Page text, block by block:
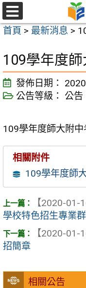
跳
至
主
內
容
區
選
單
首頁 > 最新消息 >
相關公告
109學年度
發佈日期：
公告等級：
公告
109學年度師大附
相關附件
109學年度師
【2020-01-
學校特色招生專業
【2020-01-
招簡章